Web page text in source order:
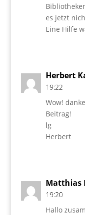
es jetzt
Eine Hilfe
Herbert
19:22
Wow!
Beitrag!
lg
Herbert
Matthias
19:20
Hallo